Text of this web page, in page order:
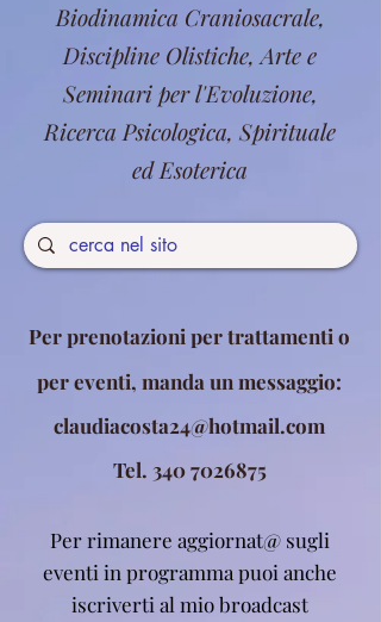
Biodinamica Craniosacrale,
Discipline Olistiche, Arte e
Seminari per l'Evoluzione,
Ricerca Psicologica, Spirituale
ed Esoterica
Per prenotazioni per trattamenti o
per eventi, manda un messaggio:
claudiacosta24@hotmail.com
Tel. 340 7026875
Per rimanere aggiornat@ sugli
eventi in programma puoi anche
iscriverti al mio broadcast